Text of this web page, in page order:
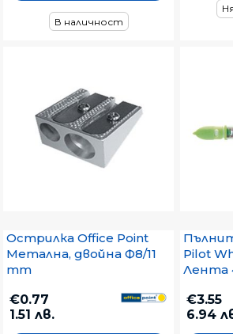
В наличност
Острилка Office Point
Mетална, двойна Ф8/11
mm
€0.77
1.51 лв.
Pilot
Лента
€3.55
6.94